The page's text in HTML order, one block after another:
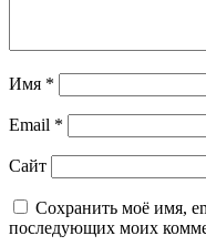
Имя *
Email *
Сайт
Сохранить моё имя,
последующих моих